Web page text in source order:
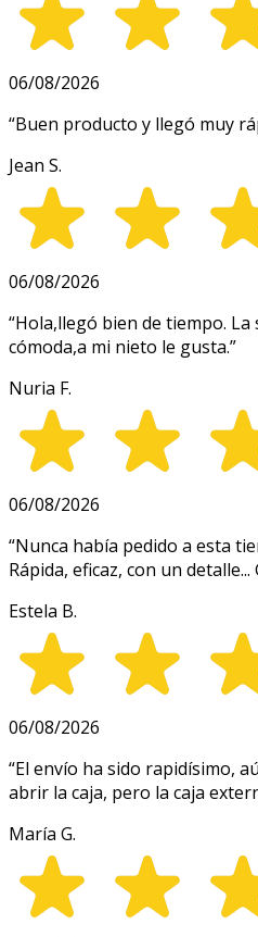
06/08/2026
“Buen producto y llegó muy
Jean S.
06/08/2026
“Hola,llegó bien de tiempo.
cómoda,a mi nieto le gusta.”
Nuria F.
06/08/2026
“Nunca había pedido a esta
Rápida, eficaz, con un
Estela B.
06/08/2026
“El envío ha sido rapidísimo,
abrir la caja, pero la caja
María G.